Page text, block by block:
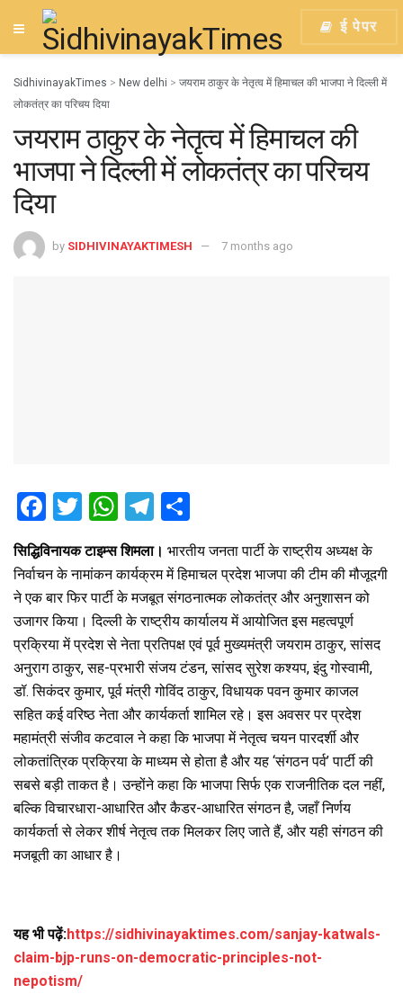
ई पेपर
SidhivinayakTimes > New delhi > जयराम ठाकुर के नेतृत्व में हिमाचल की भाजपा ने दिल्ली में
लोकतंत्र का परिचय दिया
जयराम ठाकुर के नेतृत्व में हिमाचल की
भाजपा ने दिल्ली में लोकतंत्र का परिचय
दिया
by SIDHIVINAYAKTIMESH 7 months ago
F
a
ce
b
o
o
k
T
tt
er
W
h
at
s
A
p
p
T
e
gr
a
m
h
ar
e
सिद्धिविनायक टाइम्स शिमला। भारतीय जनता पार्टी के राष्ट्रीय अध्यक्ष के
निर्वाचन के नामांकन कार्यक्रम में हिमाचल प्रदेश भाजपा की टीम की मौजूदगी
ने एक बार फिर पार्टी के मजबूत संगठनात्मक लोकतंत्र और अनुशासन को
उजागर किया। दिल्ली के राष्ट्रीय कार्यालय में आयोजित इस महत्वपूर्ण
प्रक्रिया में प्रदेश से नेता प्रतिपक्ष एवं पूर्व मुख्यमंत्री जयराम ठाकुर, सांसद
अनुराग ठाकुर, सह-प्रभारी संजय टंडन, सांसद सुरेश कश्यप, इंदु गोस्वामी,
डॉ. सिकंदर कुमार, पूर्व मंत्री गोविंद ठाकुर, विधायक पवन कुमार काजल
सहित कई वरिष्ठ नेता और कार्यकर्ता शामिल रहे। इस अवसर पर प्रदेश
महामंत्री संजीव कटवाल ने कहा कि भाजपा में नेतृत्व चयन पारदर्शी और
लोकतांत्रिक प्रक्रिया के माध्यम से होता है और यह ‘संगठन पर्व’ पार्टी की
सबसे बड़ी ताकत है। उन्होंने कहा कि भाजपा सिर्फ एक राजनीतिक दल नहीं,
बल्कि विचारधारा-आधारित और कैडर-आधारित संगठन है, जहाँ निर्णय
कार्यकर्ता से लेकर शीर्ष नेतृत्व तक मिलकर लिए जाते हैं, और यही संगठन की
मजबूती का आधार है।
यह भी पढ़ें:https://sidhivinayaktimes.com/sanjay-katwals-
claim-bjp-runs-on-democratic-principles-not-
nepotism/